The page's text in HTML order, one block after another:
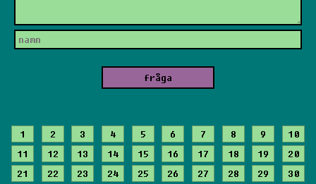
1 2 3 4 5 6 7 8 9
10
11
12 13 14 15 16 17 18 19
20
21
22 23 24 25 26 27 28 29
30